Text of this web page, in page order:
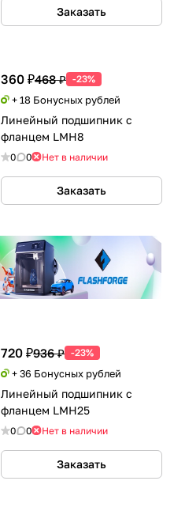
Заказать
360 ₽468 ₽ -23%
+ 18 Бонусных рублей
Линейный подшипник с
фланцем LMH8
0 0 Нет в наличии
Заказать
720 ₽936 ₽ -23%
+ 36 Бонусных рублей
Линейный подшипник с
фланцем LMH25
0 0 Нет в наличии
Заказать